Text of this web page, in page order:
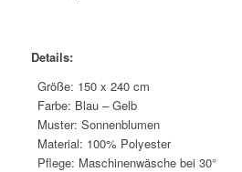
Details:
Größe: 150 x 240 cm
Farbe: Blau – Gelb
Muster: Sonnenblumen
Material: 100% Polyester
Pflege: Maschinenwäsche bei 30°*